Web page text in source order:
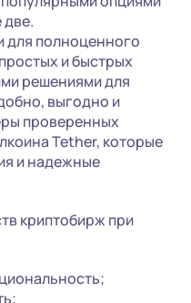
две.
для полноценного
и быстрых
решениями для
выгодно и
проверенных
Tether, которые
и надежные
криптобирж при